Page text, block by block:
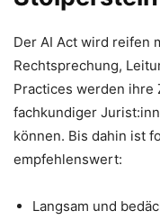
Der AI Act wird reifen
Rechtsprechung,
Practices werden ihre
fachkundiger
können. Bis dahin ist
empfehlenswert:
Langsam und